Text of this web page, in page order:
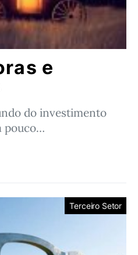
e
do investimento
pouco…
Terceiro Setor